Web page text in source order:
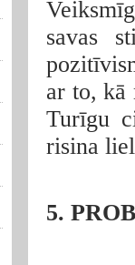
savas
ar to, kā
Turīgu
risina
5.